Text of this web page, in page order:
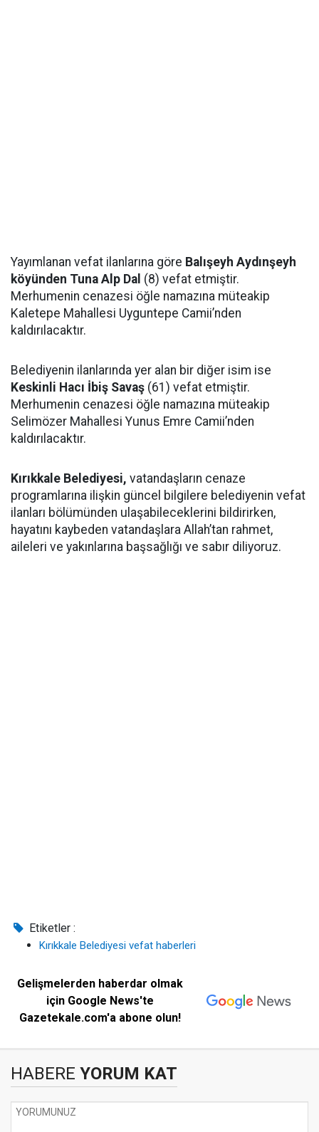
Yayımlanan vefat ilanlarına göre Balışeyh Aydınşeyh
köyünden Tuna Alp Dal (8) vefat etmiştir.
Merhumenin cenazesi öğle namazına müteakip
Kaletepe Mahallesi Uyguntepe Camii’nden
kaldırılacaktır.
Belediyenin ilanlarında yer alan bir diğer isim ise
Keskinli Hacı İbiş Savaş (61) vefat etmiştir.
Merhumenin cenazesi öğle namazına müteakip
Selimözer Mahallesi Yunus Emre Camii’nden
kaldırılacaktır.
Kırıkkale Belediyesi, vatandaşların cenaze
programlarına ilişkin güncel bilgilere belediyenin vefat
ilanları bölümünden ulaşabileceklerini bildirirken,
hayatını kaybeden vatandaşlara Allah’tan rahmet,
aileleri ve yakınlarına başsağlığı ve sabır diliyoruz.
Etiketler :
Kırıkkale Belediyesi vefat haberleri
Gelişmelerden haberdar olmak
için Google News'te
Gazetekale.com'a abone olun!
HABERE YORUM KAT